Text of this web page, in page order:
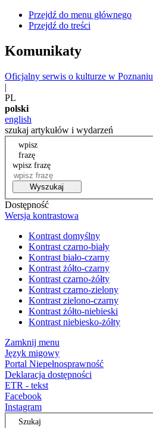
Przejdź do menu głównego
Przejdź do treści
Komunikaty
Oficjalny serwis o kulturze w Poznaniu
|
PL
polski
english
szukaj artykułów i wydarzeń
wpisz
frazę
wpisz frazę
Wyszukaj
Dostępność
Wersja kontrastowa
Kontrast domyślny
Kontrast czarno-biały
Kontrast biało-czarny
Kontrast żółto-czarny
Kontrast czarno-żółty
Kontrast czarno-zielony
Kontrast zielono-czarny
Kontrast żółto-niebieski
Kontrast niebiesko-żółty
Zamknij menu
Język migowy
Portal Niepełnosprawność
Deklaracja dostępności
ETR - tekst
Facebook
Instagram
Szukaj